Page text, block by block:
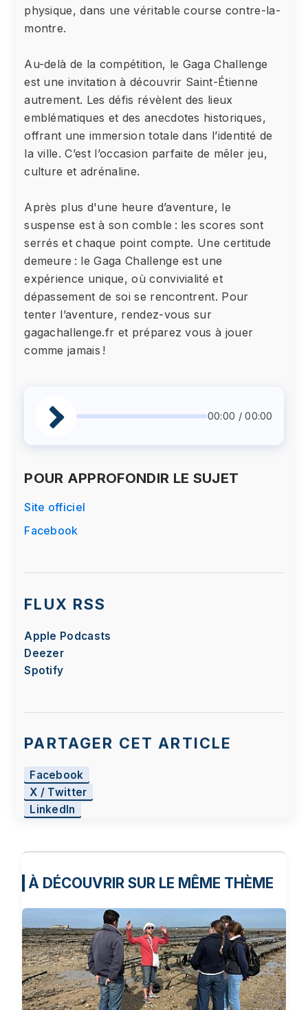
physique, dans une véritable course contre-la-
montre.
Au-delà de la compétition, le Gaga Challenge
est une invitation à découvrir Saint-Étienne
autrement. Les défis révèlent des lieux
emblématiques et des anecdotes historiques,
offrant une immersion totale dans l’identité de
la ville. C’est l’occasion parfaite de mêler jeu,
culture et adrénaline.
Après plus d'une heure d’aventure, le
suspense est à son comble : les scores sont
serrés et chaque point compte. Une certitude
demeure : le Gaga Challenge est une
expérience unique, où convivialité et
dépassement de soi se rencontrent. Pour
tenter l’aventure, rendez-vous sur
gagachallenge.fr et préparez vous à jouer
comme jamais !
00:00 / 00:00
POUR APPROFONDIR LE SUJET
Site officiel
Facebook
FLUX RSS
Apple Podcasts
Deezer
Spotify
PARTAGER CET ARTICLE
Facebook
X / Twitter
LinkedIn
À DÉCOUVRIR SUR LE MÊME THÈME